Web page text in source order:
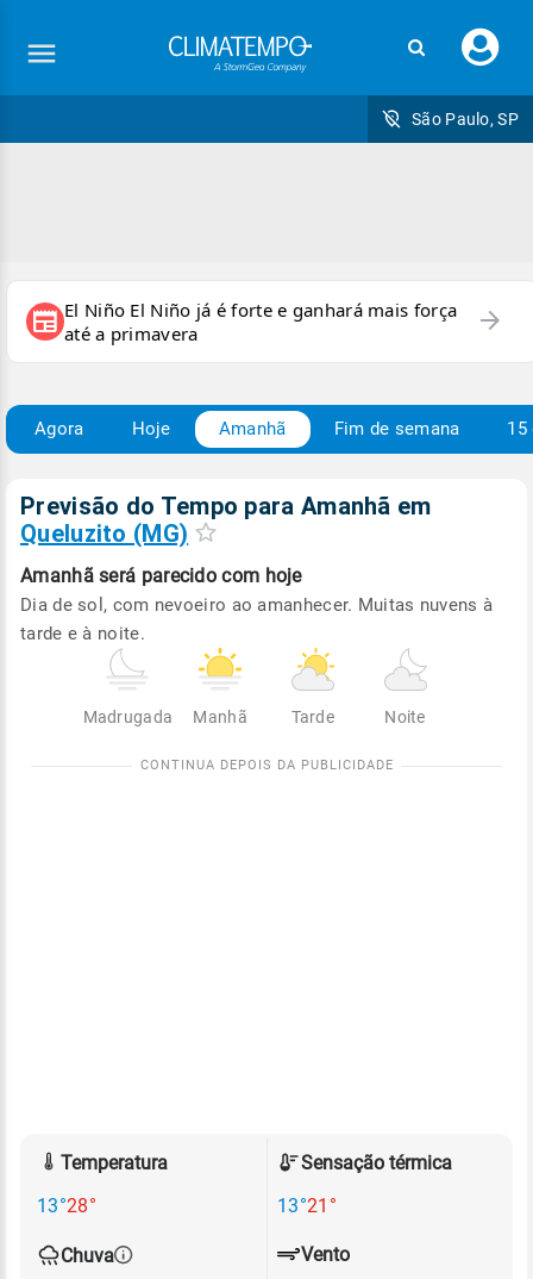
seu
São Paulo, SP
newspaper El Niño El Niño já é forte e ganhará mais força
até a primavera
arrow_forward
Agora Hoje Amanhã Fim de semana 15
Previsão do Tempo para Amanhã em
Queluzito (MG)
Amanhã será parecido com hoje
Dia de sol, com nevoeiro ao amanhecer. Muitas nuvens à
tarde e à noite.
Madrugada Manhã Tarde Noite
Temperatura
13°28°
Sensação térmica
13°21°
Chuva
Vento